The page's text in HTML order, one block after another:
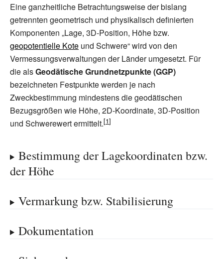
Eine ganzheitliche Betrachtungsweise der bislang
getrennten geometrisch und physikalisch definierten
Komponenten „Lage, 3D-Position, Höhe bzw.
geopotentielle Kote und Schwere“ wird von den
Vermessungsverwaltungen der Länder umgesetzt. Für
die alsGeodätische Grundnetzpunkte (GGP)
bezeichneten Festpunkte werden je nach
Zweckbestimmung mindestens die geodätischen
Bezugsgrößen wie Höhe, 2D-Koordinate, 3D-Position
und Schwerewert ermittelt.
Bestimmung der Lagekoordinaten bzw.
der Höhe
Vermarkung bzw. Stabilisierung
Dokumentation